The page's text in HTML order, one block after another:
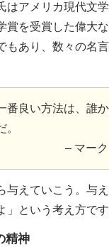
はアメリカ現代文
賞を受賞した偉大
もあり、数々の名
番良い方法は、誰
– マー
与えていこう。与
」という考え方です
精神